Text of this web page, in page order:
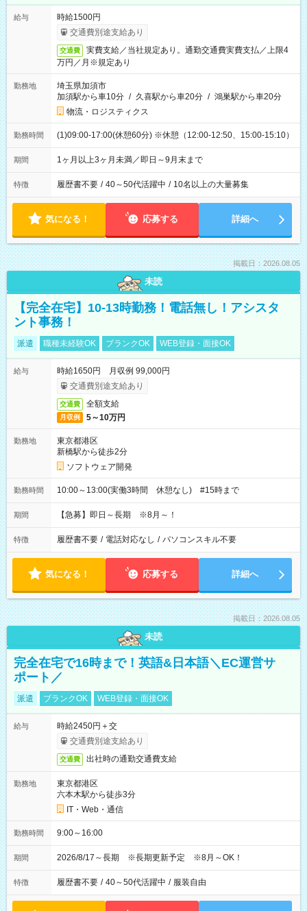
給与
時給1500円
交通費別途支給あり
交通費
実費支給／当社規定あり。通勤交通費実費支払／上限4
万円／月※規定あり
勤務地
埼玉県加須市
加須駅から車10分 / 久喜駅から車20分 / 鴻巣駅から車20分
物流・ロジスティクス
勤務時間 (1)09:00-17:00(休憩60分) ※休憩（12:00-12:50、15:00-15:10）
期間 1ヶ月以上3ヶ月未満／即日～9月末まで
特徴 履歴書不要 / 40～50代活躍中 / 10名以上の大量募集
気になる！ 応募する 詳細へ
掲載日：2026.08.05
未読
【完全在宅】10-13時勤務！電話無し！アシスタ
ント事務！
派遣 職種未経験OK ブランクOK WEB登録・面接OK
給与
時給1650円 月収例 99,000円
交通費別途支給あり
交通費 全額支給
月収例 5～10万円
勤務地
東京都港区
新橋駅から徒歩2分
ソフトウェア開発
勤務時間 10:00～13:00(実働3時間 休憩なし) #15時まで
期間 【急募】即日～長期 ※8月～！
特徴 履歴書不要 / 電話対応なし / パソコンスキル不要
気になる！ 応募する 詳細へ
掲載日：2026.08.05
未読
完全在宅で16時まで！英語&日本語＼EC運営サ
ポート／
派遣 ブランクOK WEB登録・面接OK
給与
時給2450円＋交
交通費別途支給あり
交通費 出社時の通勤交通費支給
勤務地
東京都港区
六本木駅から徒歩3分
IT・Web・通信
勤務時間 9:00～16:00
期間 2026/8/17～長期 ※長期更新予定 ※8月～OK！
特徴 履歴書不要 / 40～50代活躍中 / 服装自由